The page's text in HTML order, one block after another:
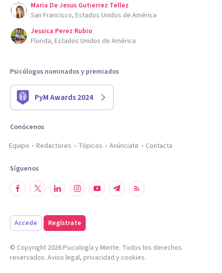
Maria De Jesus Gutierrez Tellez
San Francisco, Estados Unidos de América
Jessica Perez Rubio
Florida, Estados Unidos de América
Psicólogos nominados y premiados
PyM Awards 2024
Conócenos
Equipo
Redactores Tópicos Anúnciate Contacta
Síguenos
Accede Regístrate
© Copyright 2026Psicología y Mente. Todos los derechos
reservados. Aviso legal, privacidad y cookies.